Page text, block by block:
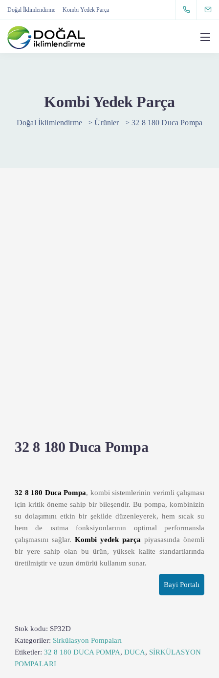
Doğal İklimlendirme Kombi Yedek Parça
Kombi Yedek Parça
Doğal İklimlendirme >Ürünler >32 8 180 Duca Pompa
32 8 180 Duca Pompa
32 8 180 Duca Pompa, kombi sistemlerinin verimli çalışması
için kritik öneme sahip bir bileşendir. Bu pompa, kombinizin
su dolaşımını etkin bir şekilde düzenleyerek, hem sıcak su
hem de ısıtma fonksiyonlarının optimal performansla
çalışmasını sağlar. Kombi yedek parça piyasasında önemli
bir yere sahip olan bu ürün, yüksek kalite standartlarında
üretilmiştir ve uzun ömürlü kullanım sunar.
Bayi Portalı
Stok kodu: SP32D
Kategoriler: Sirkülasyon Pompaları
Etiketler: 32 8 180 DUCA POMPA, DUCA, SİRKÜLASYON
POMPALARI